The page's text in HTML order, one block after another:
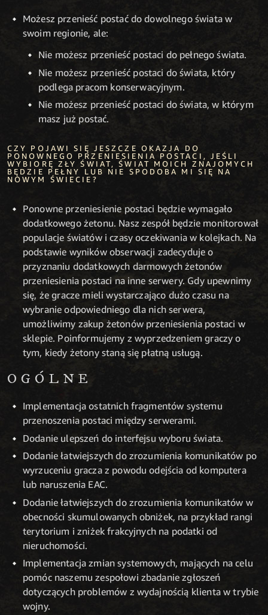
Możesz przenieść postać do dowolnego świata w
swoim regionie, ale:
Nie możesz przenieść postaci do pełnego świata.
Nie możesz przenieść postaci do świata, który
podlega pracom konserwacyjnym.
Nie możesz przenieść postaci do świata, w którym
masz już postać.
CZY POJAWI SIĘ JESZCZE OKAZJA DO
PONOWNEGO PRZENIESIENIA POSTACI, JEŚLI
WYBIORĘ ZŁY ŚWIAT, ŚWIAT MOICH ZNAJOMYCH
BĘDZIE PEŁNY LUB NIE SPODOBA MI SIĘ NA
NOWYM ŚWIECIE?
Ponowne przeniesienie postaci będzie wymagało
dodatkowego żetonu. Nasz zespół będzie monitorował
populacje światów i czasy oczekiwania w kolejkach. Na
podstawie wyników obserwacji zadecyduje o
przyznaniu dodatkowych darmowych żetonów
przeniesienia postaci na inne serwery. Gdy upewnimy
się, że gracze mieli wystarczająco dużo czasu na
wybranie odpowiedniego dla nich serwera,
umożliwimy zakup żetonów przeniesienia postaci w
sklepie. Poinformujemy z wyprzedzeniem graczy o
tym, kiedy żetony staną się płatną usługą.
OGÓLNE
Implementacja ostatnich fragmentów systemu
przenoszenia postaci między serwerami.
Dodanie ulepszeń do interfejsu wyboru świata.
Dodanie łatwiejszych do zrozumienia komunikatów po
wyrzuceniu gracza z powodu odejścia od komputera
lub naruszenia EAC.
Dodanie łatwiejszych do zrozumienia komunikatów w
obecności skumulowanych obniżek, na przykład rangi
terytorium i zniżek frakcyjnych na podatki od
nieruchomości.
Implementacja zmian systemowych, mających na celu
pomóc naszemu zespołowi zbadanie zgłoszeń
dotyczących problemów z wydajnością klienta w trybie
wojny.